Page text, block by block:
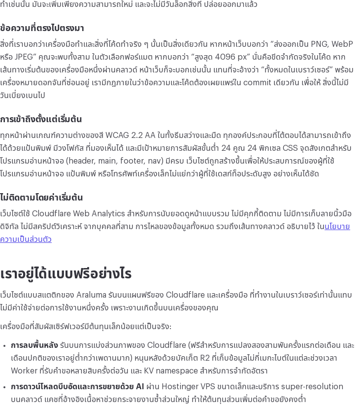
ทำเช่นนั้น มันจะเพิ่มเพียงความสามารถใหม่ และจะไม่มีวันล็อกสิ่งที่ ปล่อยออกมาแล้ว
ข้อความที่ตรงไปตรงมา
สิ่งที่เราบอกว่าเครื่องมือทำและสิ่งที่โค้ดทำจริง ๆ นั้นเป็นสิ่งเดียวกัน หากหน้าเว็บบอกว่า “ส่งออกเป็น PNG, WebP
หรือ JPEG” คุณจะพบทั้งสาม ในตัวเลือกฟอร์แมต หากบอกว่า “สูงสุด 4096 px” นั่นคือขีดจำกัดจริงในโค้ด หาก
เส้นทางเริ่มต้นของเครื่องมือหนึ่งผ่านคลาวด์ หน้าเว็บก็จะบอกเช่นนั้น แทนที่จะอ้างว่า “ทั้งหมดในเบราว์เซอร์” พร้อม
เครื่องหมายดอกจันที่ซ่อนอยู่ เรามีกฎภายในว่าข้อความและโค้ดต้องเผยแพร่ใน commit เดียวกัน เพื่อให้ สิ่งนี้ไม่มี
วันเบี่ยงเบนไป
การเข้าถึงตั้งแต่เริ่มต้น
ทุกหน้าผ่านเกณฑ์ความต่างของสี WCAG 2.2 AA ในทั้งธีมสว่างและมืด ทุกองค์ประกอบที่โต้ตอบได้สามารถเข้าถึง
ได้ด้วยแป้นพิมพ์ มีวงโฟกัส ที่มองเห็นได้ และมีเป้าหมายการสัมผัสขั้นต่ำ 24 คูณ 24 พิกเซล CSS จุดสังเกตสำหรับ
โปรแกรมอ่านหน้าจอ (header, main, footer, nav) มีครบ เว็บไซต์ถูกสร้างขึ้นเพื่อให้ประสบการณ์ของผู้ที่ใช้
โปรแกรมอ่านหน้าจอ แป้นพิมพ์ หรือโทรศัพท์เครื่องเล็กไม่แย่กว่าผู้ที่ใช้เดสก์ท็อประดับสูง อย่างเห็นได้ชัด
ไม่ติดตามโดยค่าเริ่มต้น
เว็บไซต์ใช้ Cloudflare Web Analytics สำหรับการนับยอดดูหน้าแบบรวม ไม่มีคุกกี้ติดตาม ไม่มีการเก็บลายนิ้วมือ
ดิจิทัล ไม่มีสคริปต์วิเคราะห์ จากบุคคลที่สาม การไหลของข้อมูลทั้งหมด รวมถึงเส้นทางคลาวด์ อธิบายไว้ ในนโยบาย
ความเป็นส่วนตัว
เราอยู่ได้แบบฟรีอย่างไร
เว็บไซต์แบบสแตติกของ Araluma รันบนแผนฟรีของ Cloudflare และเครื่องมือ ที่ทำงานในเบราว์เซอร์เท่านั้นแทบ
ไม่มีค่าใช้จ่ายต่อการใช้งานหนึ่งครั้ง เพราะงานเกิดขึ้นบนเครื่องของคุณ
เครื่องมือที่สัมผัสเซิร์ฟเวอร์มีต้นทุนเล็กน้อยแต่เป็นจริง:
การลบพื้นหลัง รันบนการแบ่งส่วนภาพของ Cloudflare (ฟรีสำหรับการแปลงสองสามพันครั้งแรกต่อเดือน และ
เดือนปกติของเราอยู่ต่ำกว่าเพดานมาก) หนุนหลังด้วยบัคเก็ต R2 ที่เก็บข้อมูลไม่กี่เมกะไบต์ในแต่ละช่วงเวลา
Worker ที่รับคำขอหลายสิบครั้งต่อวัน และ KV namespace สำหรับการจำกัดอัตรา
การดาวน์โหลดบีบอัดและการขยายด้วย AI
ผ่าน Hostinger VPS ขนาดเล็กและบริการ super-resolution
บนคลาวด์ แคชที่อ้างอิงเนื้อหาช่วยกระจายงานซ้ำส่วนใหญ่ ทำให้ต้นทุนส่วนเพิ่มต่อคำขอยังคงต่ำ